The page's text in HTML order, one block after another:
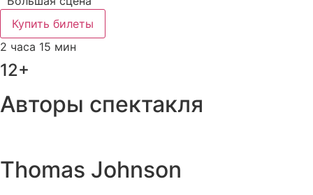
Купить билеты
2 часа 15 мин
12+
Авторы спектакля
Thomas Johnson